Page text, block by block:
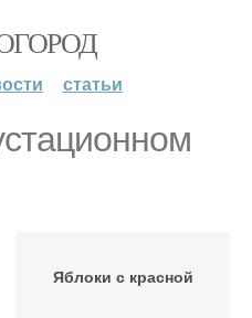
статьи
Яблоки с красной